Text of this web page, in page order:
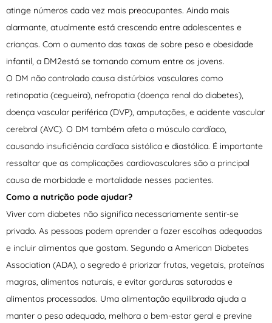
atinge números cada vez mais preocupantes. Ainda mais
alarmante, atualmente está crescendo entre adolescentes e
crianças. Com o aumento das taxas de sobre peso e obesidade
infantil, a DM2está se tornando comum entre os jovens.
O DM não controlado causa distúrbios vasculares como
retinopatia (cegueira), nefropatia (doença renal do diabetes),
doença vascular periférica (DVP), amputações, e acidente vascular
cerebral (AVC). O DM também afeta o músculo cardíaco,
causando insuficiência cardíaca sistólica e diastólica. É importante
ressaltar que as complicações cardiovasculares são a principal
causa de morbidade e mortalidade nesses pacientes.
Como a nutrição pode ajudar?
Viver com diabetes não significa necessariamente sentir-se
privado. As pessoas podem aprender a fazer escolhas adequadas
e incluir alimentos que gostam. Segundo a American Diabetes
Association (ADA), o segredo é priorizar frutas, vegetais, proteínas
magras, alimentos naturais, e evitar gorduras saturadas e
alimentos processados. Uma alimentação equilibrada ajuda a
manter o peso adequado, melhora o bem-estar geral e previne